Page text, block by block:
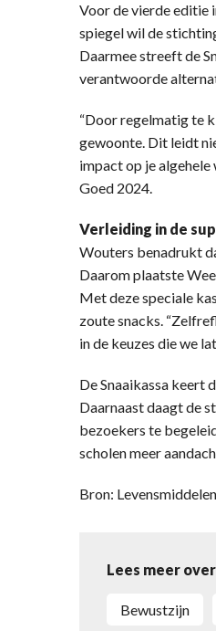
Voor de vierde editie
spiegel wil de
Daarmee streeft de
verantwoorde
“Door regelmatig te
gewoonte. Dit leidt
impact op je algehele
Goed 2024.
Verleiding in de
Wouters benadrukt
Daarom plaatste
Met deze speciale
zoute snacks.
in de keuzes die we
De Snaaikassa keert
Daarnaast daagt de
bezoekers te
scholen meer
Bron:
Lees meer
Bewustzijn